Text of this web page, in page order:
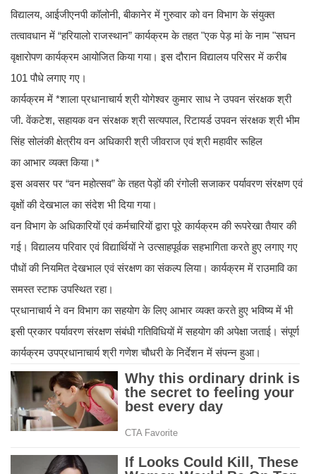
विद्यालय, आईजीएनपी कॉलोनी, बीकानेर में गुरुवार को वन विभाग के संयुक्त
तत्वावधान में “हरियालो राजस्थान” कार्यक्रम के तहत "एक पेड़ मां के नाम "सघन
वृक्षारोपण कार्यक्रम आयोजित किया गया। इस दौरान विद्यालय परिसर में करीब
101 पौधे लगाए गए।
कार्यक्रम में *शाला प्रधानाचार्य श्री योगेश्वर कुमार साध ने उपवन संरक्षक श्री
जी. वेंकटेश, सहायक वन संरक्षक श्री सत्यपाल, रिटायर्ड उपवन संरक्षक श्री भीम
सिंह सोलंकी क्षेत्रीय वन अधिकारी श्री जीवराज एवं श्री महावीर रूहिल
का आभार व्यक्त किया।*
इस अवसर पर “वन महोत्सव” के तहत पेड़ों की रंगोली सजाकर पर्यावरण संरक्षण एवं
वृक्षों की देखभाल का संदेश भी दिया गया।
वन विभाग के अधिकारियों एवं कर्मचारियों द्वारा पूरे कार्यक्रम की रूपरेखा तैयार की
गई। विद्यालय परिवार एवं विद्यार्थियों ने उत्साहपूर्वक सहभागिता करते हुए लगाए गए
पौधों की नियमित देखभाल एवं संरक्षण का संकल्प लिया। कार्यक्रम में राउमावि का
समस्त स्टाफ उपस्थित रहा।
प्रधानाचार्य ने वन विभाग का सहयोग के लिए आभार व्यक्त करते हुए भविष्य में भी
इसी प्रकार पर्यावरण संरक्षण संबंधी गतिविधियों में सहयोग की अपेक्षा जताई। संपूर्ण
कार्यक्रम उपप्रधानाचार्य श्री गणेश चौधरी के निर्देशन में संपन्न हुआ।